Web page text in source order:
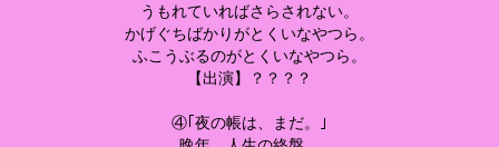
うもれていればさらされない。
かげぐちばかりがとくいなやつら。
ふこうぶるのがとくいなやつら。
【出演】？？？？
④｢夜の帳は、まだ。｣